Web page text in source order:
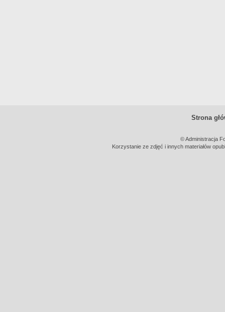
Strona
© Administracja
Korzystanie ze zdjęć i innych materiałów